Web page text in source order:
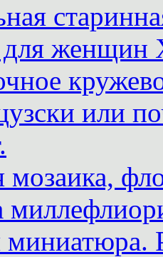
женщин
или
мозаика,
миниатюра.